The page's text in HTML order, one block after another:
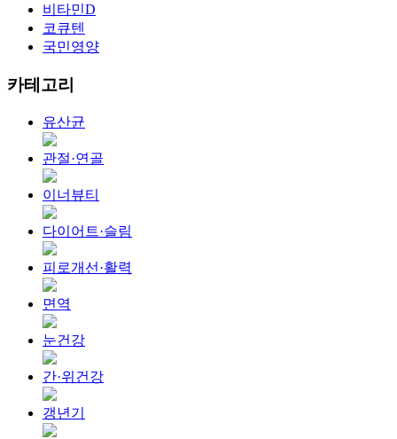
비타민D
코큐텐
국민영양
카테고리
유산균
관절·연골
이너뷰티
다이어트·슬림
피로개선·활력
면역
눈건강
간·위건강
갱년기